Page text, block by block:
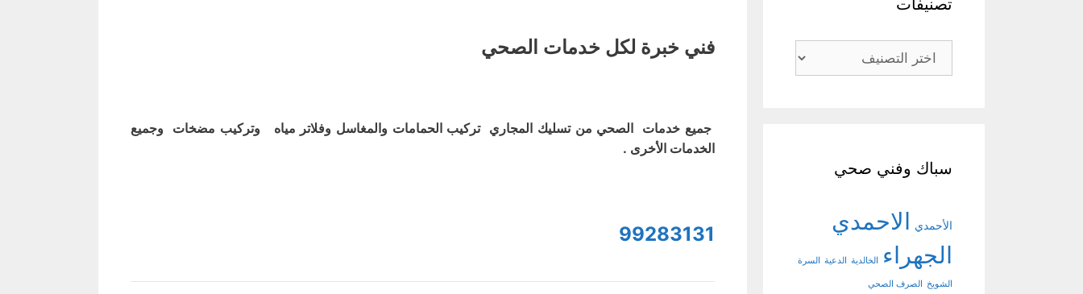
فني خبرة لكل خدمات الصحي
جميع خدمات الصحي من تسليك المجاري تركيب الحمامات والمغاسل وفلاتر مياه وتركيب مضخات وجميع
الخدمات الأخرى .
99283131
تصنيفات
تصنيفات
سباك وفني صحي
الأحمدي الاحمدي
الجهراء
الخالدية الدعية السرة
الشويخ الصرف الصحي